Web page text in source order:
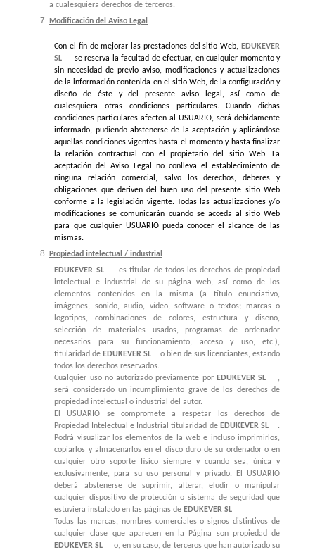
a cualesquiera derechos de terceros.
Modificación del Aviso Legal
Con el fin de mejorar las prestaciones del sitio Web, EDUKEVER
SL
se reserva la facultad de efectuar, en cualquier momento y
sin necesidad de previo aviso, modificaciones y actualizaciones
de la información contenida en el sitio Web, de la configuración y
diseño de éste y del presente aviso legal, así como de
cualesquiera otras condiciones particulares. Cuando dichas
condiciones particulares afecten al USUARIO, será debidamente
informado, pudiendo abstenerse de la aceptación y aplicándose
aquellas condiciones vigentes hasta el momento y hasta finalizar
la relación contractual con el propietario del sitio Web. La
aceptación del Aviso Legal no conlleva el establecimiento de
ninguna relación comercial, salvo los derechos, deberes y
obligaciones que deriven del buen uso del presente sitio Web
conforme a la legislación vigente. Todas las actualizaciones y/o
modificaciones se comunicarán cuando se acceda al sitio Web
para que cualquier USUARIO pueda conocer el alcance de las
mismas.
Propiedad intelectual / industrial
EDUKEVER SLes titular de todos los derechos de propiedad
intelectual e industrial de su página web, así como de los
elementos contenidos en la misma (a título enunciativo,
imágenes, sonido, audio, vídeo, software o textos; marcas o
logotipos, combinaciones de colores, estructura y diseño,
selección de materiales usados, programas de ordenador
necesarios para su funcionamiento, acceso y uso, etc.),
titularidad de EDUKEVER SL o bien de sus licenciantes, estando
todos los derechos reservados.
Cualquier uso no autorizado previamente por EDUKEVER SL ,
será considerado un incumplimiento grave de los derechos de
propiedad intelectual o industrial del autor.
El USUARIO se compromete a respetar los derechos de
Propiedad Intelectual e Industrial titularidad de EDUKEVER SL .
Podrá visualizar los elementos de la web e incluso imprimirlos,
copiarlos y almacenarlos en el disco duro de su ordenador o en
cualquier otro soporte físico siempre y cuando sea, única y
exclusivamente, para su uso personal y privado. El USUARIO
deberá abstenerse de suprimir, alterar, eludir o manipular
cualquier dispositivo de protección o sistema de seguridad que
estuviera instalado en las páginas de EDUKEVER SL
Todas las marcas, nombres comerciales o signos distintivos de
cualquier clase que aparecen en la Página son propiedad de
EDUKEVER SL o, en su caso, de terceros que han autorizado su